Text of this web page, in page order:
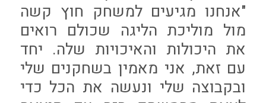
"אנחנו מגיעים למשחק חוץ קשה
מול מוליכת הליגה שכולם רואים
את היכולות והאיכויות שלה. יחד
עם זאת, אני מאמין בשחקנים שלי
ובקבוצה שלי ונעשה את הכל כדי